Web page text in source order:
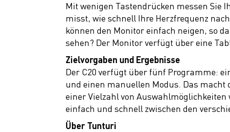
Mit wenigen Tastendrücken messen Sie
misst, wie schnell Ihre Herzfrequenz
können den Monitor einfach neigen, so
sehen? Der Monitor verfügt über eine
Zielvorgaben und Ergebnisse
Der C20 verfügt über fünf Programme:
und einen manuellen Modus. Das
einer Vielzahl von
einfach und schnell zwischen den
Über Tunturi